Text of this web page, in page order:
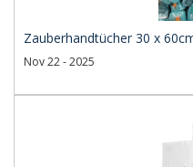
Zauberhandtücher 30 x
Nov 22 - 2025